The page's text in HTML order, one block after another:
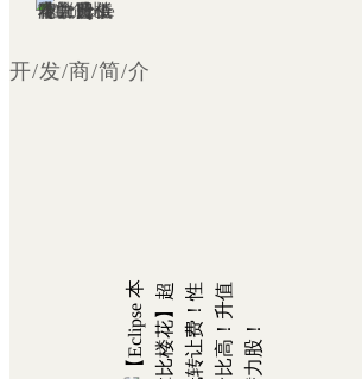
开/发/商/简/介